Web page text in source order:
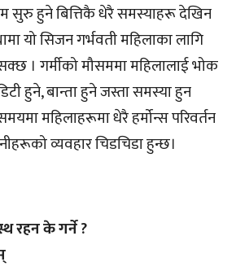
सुरु हुने बित्तिकै धेरै समस्याहरू देखिन
यो सिजन गर्भवती महिलाका लागि
। गर्मीको मौसममा महिलालाई भोक
हुने, बान्ता हुने जस्ता समस्या हुन
महिलाहरूमा धेरै हर्मोन्स परिवर्तन
व्यवहार चिडचिडा हुन्छ।
रहन के गर्ने ?